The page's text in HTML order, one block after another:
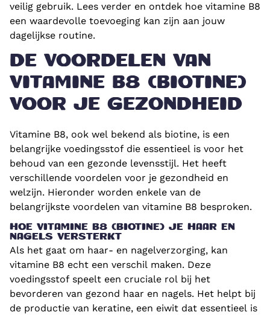
veilig gebruik. Lees verder en ontdek hoe vitamine B8
een waardevolle toevoeging kan zijn aan jouw
dagelijkse routine.
DE VOORDELEN VAN
VITAMINE B8 (BIOTINE)
VOOR JE GEZONDHEID
Vitamine B8, ook wel bekend als biotine, is een
belangrijke voedingsstof die essentieel is voor het
behoud van een gezonde levensstijl. Het heeft
verschillende voordelen voor je gezondheid en
welzijn. Hieronder worden enkele van de
belangrijkste voordelen van vitamine B8 besproken.
HOE VITAMINE B8 (BIOTINE) JE HAAR EN
NAGELS VERSTERKT
Als het gaat om haar- en nagelverzorging, kan
vitamine B8 echt een verschil maken. Deze
voedingsstof speelt een cruciale rol bij het
bevorderen van gezond haar en nagels. Het helpt bij
de productie van keratine, een eiwit dat essentieel is